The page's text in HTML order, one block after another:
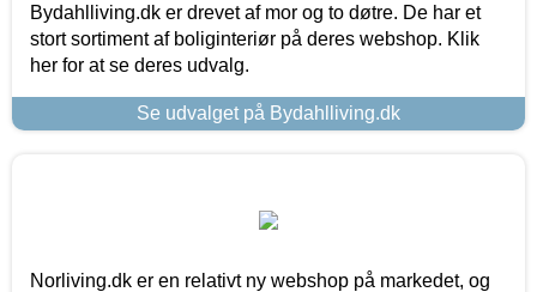
Bydahlliving.dk er drevet af mor og to døtre. De har et
stort sortiment af boliginteriør på deres webshop. Klik
her for at se deres udvalg.
Se udvalget på Bydahlliving.dk
Norliving.dk er en relativt ny webshop på markedet, og